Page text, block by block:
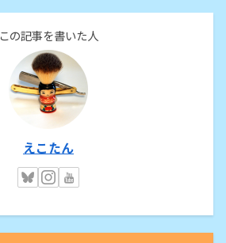
この記事を書いた人
えこたん